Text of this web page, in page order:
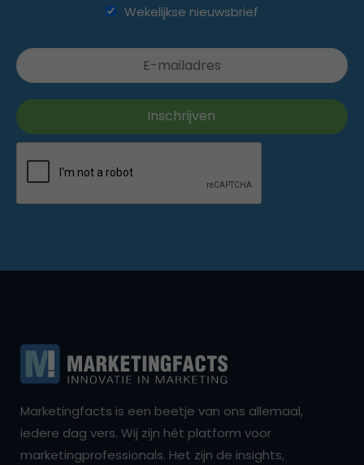
Wekelijkse nieuwsbrief
Marketingfacts is een beetje van ons allemaal,
iedere dag vers. Wij zijn hét platform voor
marketingprofessionals. Het zijn de insights,